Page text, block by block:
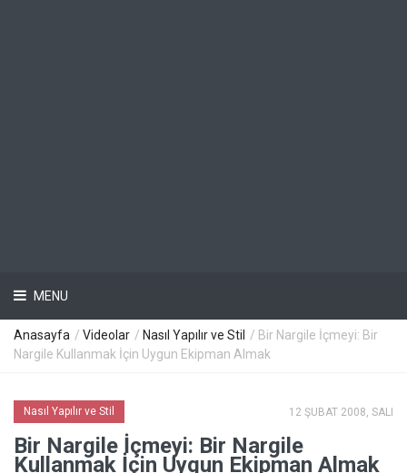
MENU
Anasayfa / Videolar / Nasıl Yapılır ve Stil
/ Bir Nargile İçmeyi: Bir
Nargile Kullanmak İçin Uygun Ekipman Almak
Nasıl Yapılır ve Stil 12 ŞUBAT 2008, SALI
Bir Nargile İçmeyi: Bir Nargile
Kullanmak İçin Uygun Ekipman Almak